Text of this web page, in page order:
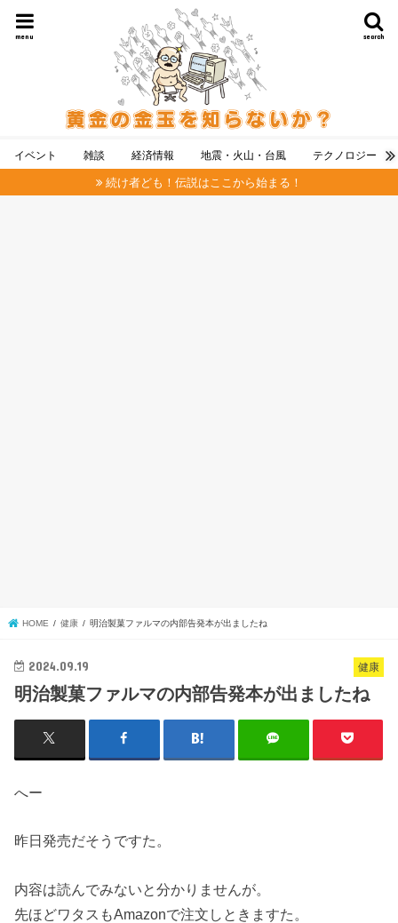
search
menu
イベント 雑談 経済情報 地震・火山・台風 テクノロジー
続け者ども！伝説はここから始まる！
HOME 健康 明治製菓ファルマの内部告発本が出ましたね
健康
2024.09.19
明治製菓ファルマの内部告発本が出ましたね
へー
昨日発売だそうですた。
内容は読んでみないと分かりませんが。
先ほどワタスもAmazonで注文しときますた。